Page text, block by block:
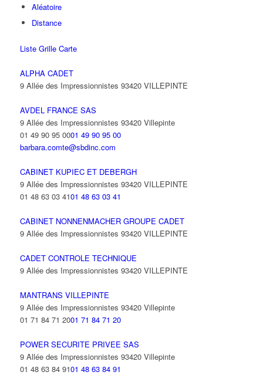
Aléatoire
Distance
Liste Grille Carte
ALPHA CADET
9 Allée des Impressionnistes 93420 VILLEPINTE
AVDEL FRANCE SAS
9 Allée des Impressionnistes 93420 Villepinte
01 49 90 95 0001 49 90 95 00
barbara.comte@sbdinc.com
CABINET KUPIEC ET DEBERGH
9 Allée des Impressionnistes 93420 VILLEPINTE
01 48 63 03 4101 48 63 03 41
CABINET NONNENMACHER GROUPE CADET
9 Allée des Impressionnistes 93420 VILLEPINTE
CADET CONTROLE TECHNIQUE
9 Allée des Impressionnistes 93420 VILLEPINTE
MANTRANS VILLEPINTE
9 Allée des Impressionnistes 93420 Villepinte
01 71 84 71 2001 71 84 71 20
POWER SECURITE PRIVEE SAS
9 Allée des Impressionnistes 93420 Villepinte
01 48 63 84 9101 48 63 84 91